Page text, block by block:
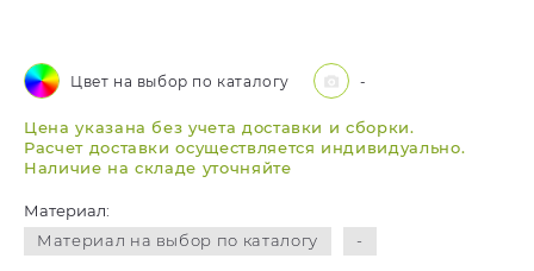
Цвет на выбор по каталогу -
Цена указана без учета доставки и сборки.
Расчет доставки осуществляется индивидуально.
Наличие на складе уточняйте
Материал:
Материал на выбор по каталогу
-